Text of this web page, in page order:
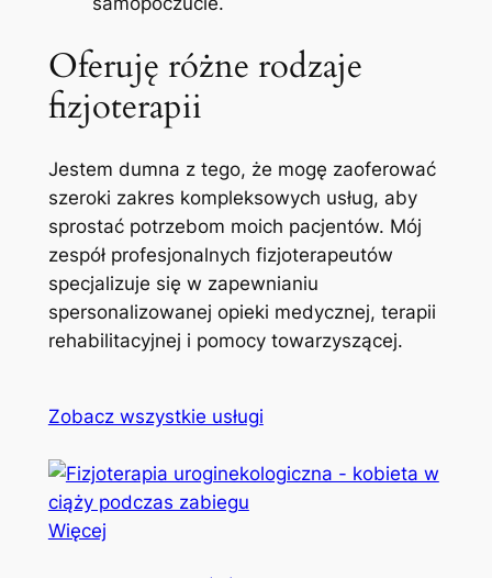
Oferuję różne rodzaje
fizjoterapii
Jestem dumna z tego, że mogę zaoferować
szeroki zakres kompleksowych usług, aby
sprostać potrzebom moich pacjentów. Mój
zespół profesjonalnych fizjoterapeutów
specjalizuje się w zapewnianiu
spersonalizowanej opieki medycznej, terapii
rehabilitacyjnej i pomocy towarzyszącej.
Zobacz wszystkie usługi
Więcej